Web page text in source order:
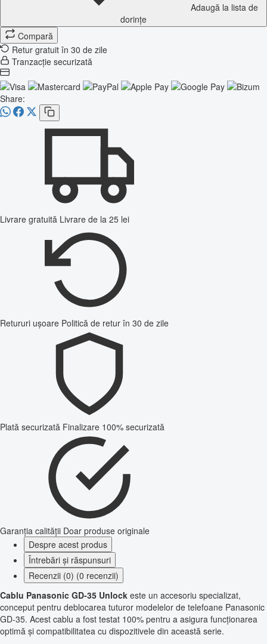
Adaugă la lista de
dorințe
Compară
Retur gratuit în 30 de zile
Tranzacție securizată
Share:
Livrare gratuită Livrare de la 25 lei
Retururi ușoare Politică de retur în 30 de zile
Plată securizată Finalizare 100% securizată
Garanția calității Doar produse originale
Despre acest produs
Întrebări și răspunsuri
Recenzii (0) (0 recenzii)
Cablu Panasonic GD-35 Unlock este un accesoriu specializat,
conceput pentru deblocarea tuturor modelelor de telefoane Panasonic
GD-35. Acest cablu a fost testat 100% pentru a asigura funcționarea
optimă și compatibilitatea cu dispozitivele din această serie.